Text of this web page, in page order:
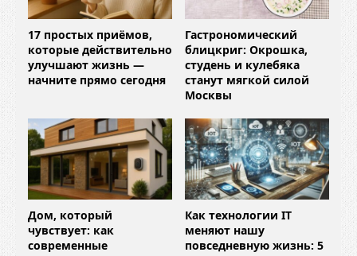
17 простых приёмов,
которые действительно
улучшают жизнь —
начните прямо сегодня
Гастрономический
блицкриг: Окрошка,
студень и кулебяка
станут мягкой силой
Москвы
Дом, который
чувствует: как
современные
Как технологии IT
меняют нашу
повседневную жизнь: 5